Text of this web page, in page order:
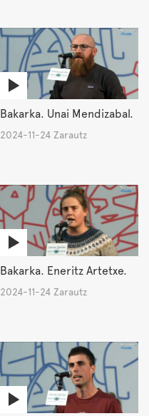
Bakarka. Unai Mendizabal.
2024-11-24 Zarautz
Bakarka. Eneritz Artetxe.
2024-11-24 Zarautz